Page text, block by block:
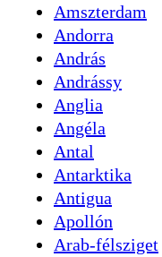
Amszterdam
Andorra
András
Andrássy
Anglia
Angéla
Antal
Antarktika
Antigua
Apollón
Arab-félsziget